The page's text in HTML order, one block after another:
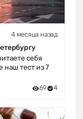
4 месяца назад
себя
наш тест из 7
69 4